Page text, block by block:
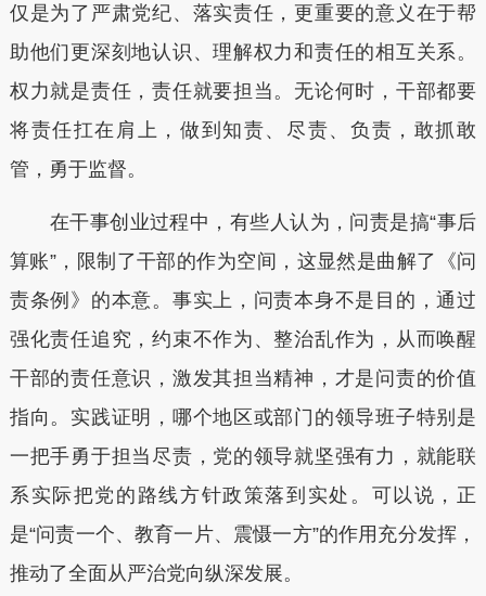
仅是为了严肃党纪、落实责任，更重要的意义在于帮
助他们更深刻地认识、理解权力和责任的相互关系。
权力就是责任，责任就要担当。无论何时，干部都要
将责任扛在肩上，做到知责、尽责、负责，敢抓敢
管，勇于监督。
在干事创业过程中，有些人认为，问责是搞“事后
算账”，限制了干部的作为空间，这显然是曲解了《问
责条例》的本意。事实上，问责本身不是目的，通过
强化责任追究，约束不作为、整治乱作为，从而唤醒
干部的责任意识，激发其担当精神，才是问责的价值
指向。实践证明，哪个地区或部门的领导班子特别是
一把手勇于担当尽责，党的领导就坚强有力，就能联
系实际把党的路线方针政策落到实处。可以说，正
是“问责一个、教育一片、震慑一方”的作用充分发挥，
推动了全面从严治党向纵深发展。